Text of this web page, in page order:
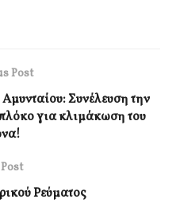
Post
Συνέλευση την
για κλιμάκωση του
Ρεύματος